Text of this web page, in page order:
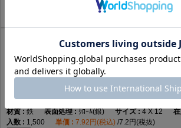
サンコータイト＋Ｃタイプバインド
この商品の詳細はコチラ
鉄
ｸﾛｰﾑ(銀) 4 X 12
1,500
7.92円(税込) 7.2円(税抜)